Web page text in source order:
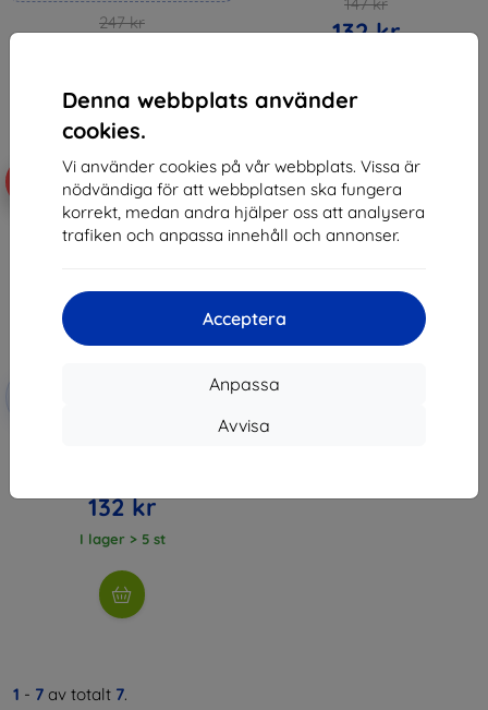
Denna webbplats använder
cookies.
Vi använder cookies på vår webbplats. Vissa är
nödvändiga för att webbplatsen ska fungera
korrekt, medan andra hjälper oss att analysera
trafiken och anpassa innehåll och annonser.
Acceptera
Anpassa
Avvisa
247 kr 132 kr
EXTRA10
132 kr
I lager > 5 st
1 - 7 av totalt 7.